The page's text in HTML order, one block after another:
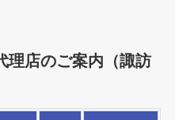
理店のご案内（諏訪